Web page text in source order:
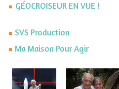
GÉOCROISEUR EN VUE !
SVS Production
Ma Maison Pour Agir